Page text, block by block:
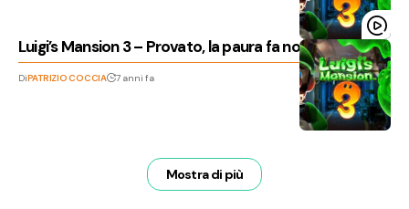
Luigi’s Mansion 3 – Provato, la paura fa novanta
DiPATRIZIO COCCIA 7 anni fa
Mostra di più